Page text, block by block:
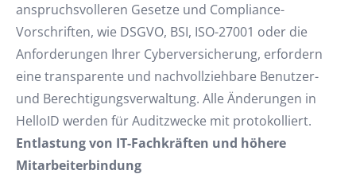
anspruchsvolleren Gesetze und Compliance-
Vorschriften, wie DSGVO, BSI, ISO-27001 oder die
Anforderungen Ihrer Cyberversicherung, erfordern
eine transparente und nachvollziehbare Benutzer-
und Berechtigungsverwaltung. Alle Änderungen in
HelloID werden für Auditzwecke mit protokolliert.
Entlastung von IT-Fachkräften und höhere
Mitarbeiterbindung